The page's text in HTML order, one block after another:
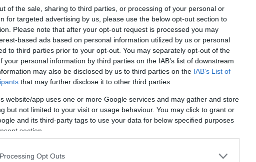
of the sale, sharing to third parties, or processing of your personal or
for targeted advertising by us, please use the below opt-out section to
Please note that after your opt-out request is processed you may
based ads based on personal information utilized by us or personal
to third parties prior to your opt-out. You may separately opt-out of the
your personal information by third parties on the IAB’s list of downstream
may also be disclosed by us to third parties on the IAB’s List of
that may further disclose it to other third parties.
website/app uses one or more Google services and may gather and store
but not limited to your visit or usage behaviour. You may click to grant or
and its third-party tags to use your data for below specified purposes
section.
Opt Outs